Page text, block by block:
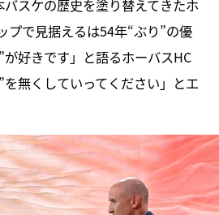
スケの歴史を塗り替えてきたホ
プで見据えるは54年“ぶり”の優
好きです」と語るホーバスHC
無くしていってください」とエ